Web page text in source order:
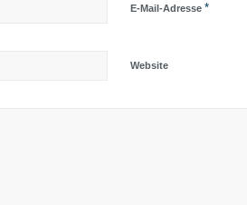
E-Mail-Adresse *
Website